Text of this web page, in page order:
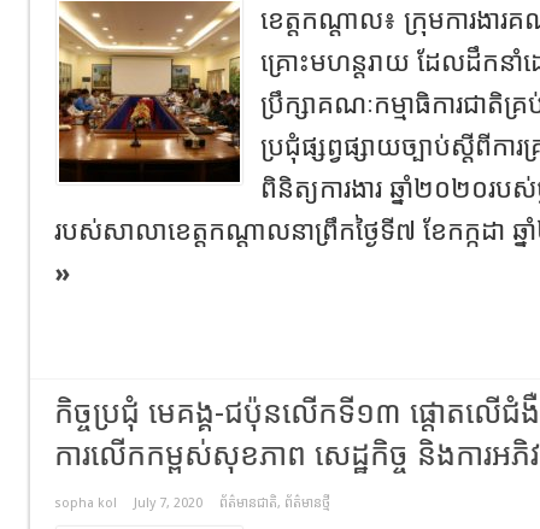
ខេត្តកណ្តាល៖ ក្រុមការងារគ
គ្រោះមហន្តរាយ ដែលដឹកន
ប្រឹក្សាគណៈកម្មាធិការជាតិគ្
ប្រជុំផ្សព្វផ្សាយច្បាប់ស្តីពីកា
ពិនិត្យការងារ ឆ្នាំ២០២០របស់
របស់សាលាខេត្តកណ្ដាលនាព្រឹកថ្ងៃទី៧ ខែកក្កដា
»
កិច្ចប្រជុំ​ មេគង្គ-ជប៉ុនលើកទី១៣​ ផ្តោតលេីជំ
ការលើក​កម្ពស់សុខភាព សេដ្ឋកិច្ច និងការអភិ
sopha kol July 7, 2020 ព័ត៌មានជាតិ, ព័ត៌មានថ្មី